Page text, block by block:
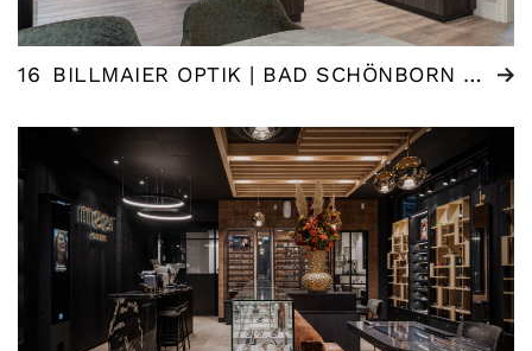
16 BILLMAIER OPTIK | BAD SCHÖNBORN (DE)